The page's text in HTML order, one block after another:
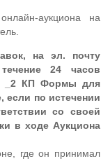
аукциона на
на эл. почту
24 часов
_2 КП Формы для
если по истечении
со своей
в ходе Аукциона
где он принимал